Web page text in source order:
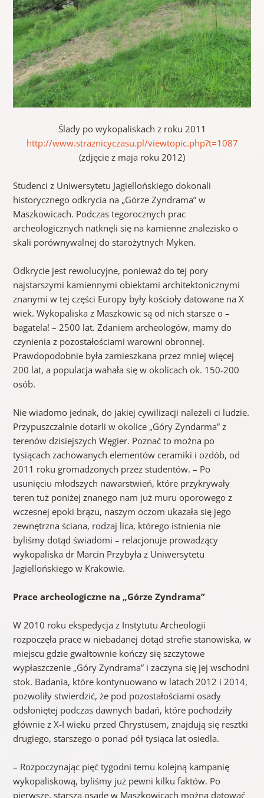
Ślady po wykopaliskach z roku 2011
http://www.straznicyczasu.pl/viewtopic.php?t=1087
(zdjęcie z maja roku 2012)
Studenci z Uniwersytetu Jagiellońskiego dokonali
historycznego odkrycia na „Górze Zyndrama” w
Maszkowicach. Podczas tegorocznych prac
archeologicznych natknęli się na kamienne znalezisko o
skali porównywalnej do starożytnych Myken.
Odkrycie jest rewolucyjne, ponieważ do tej pory
najstarszymi kamiennymi obiektami architektonicznymi
znanymi w tej części Europy były kościoły datowane na X
wiek. Wykopaliska z Maszkowic są od nich starsze o –
bagatela! – 2500 lat. Zdaniem archeologów, mamy do
czynienia z pozostałościami warowni obronnej.
Prawdopodobnie była zamieszkana przez mniej więcej
200 lat, a populacja wahała się w okolicach ok. 150-200
osób.
Nie wiadomo jednak, do jakiej cywilizacji należeli ci ludzie.
Przypuszczalnie dotarli w okolice „Góry Zyndarma” z
terenów dzisiejszych Węgier. Poznać to można po
tysiącach zachowanych elementów ceramiki i ozdób, od
2011 roku gromadzonych przez studentów. – Po
usunięciu młodszych nawarstwień, które przykrywały
teren tuż poniżej znanego nam już muru oporowego z
wczesnej epoki brązu, naszym oczom ukazała się jego
zewnętrzna ściana, rodzaj lica, którego istnienia nie
byliśmy dotąd świadomi – relacjonuje prowadzący
wykopaliska dr Marcin Przybyła z Uniwersytetu
Jagiellońskiego w Krakowie.
Prace archeologiczne na „Górze Zyndrama”
W 2010 roku ekspedycja z Instytutu Archeologii
rozpoczęła prace w niebadanej dotąd strefie stanowiska, w
miejscu gdzie gwałtownie kończy się szczytowe
wypłaszczenie „Góry Zyndrama” i zaczyna się jej wschodni
stok. Badania, które kontynuowano w latach 2012 i 2014,
pozwoliły stwierdzić, że pod pozostałościami osady
odsłoniętej podczas dawnych badań, które pochodziły
głównie z X-I wieku przed Chrystusem, znajdują się resztki
drugiego, starszego o ponad pół tysiąca lat osiedla.
– Rozpoczynając pięć tygodni temu kolejną kampanię
wykopaliskową, byliśmy już pewni kilku faktów. Po
pierwsze, starszą osadę w Maszkowicach można datować